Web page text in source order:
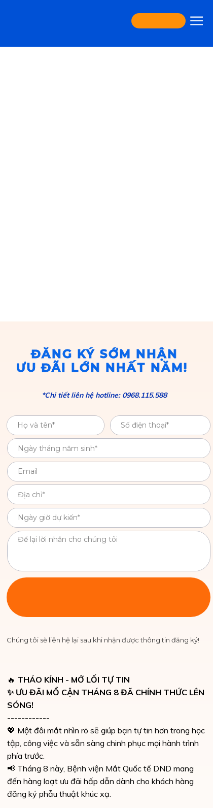
ĐĂNG KÝ SỚM NHẬN
ƯU ĐÃI LỚN NHẤT NĂM!
Chúng tôi sẽ liên hệ lại sau khi nhận được thông tin đăng ký!
*Chi tiết liên hệ hotline: 0968.115.588
🔥 THÁO KÍNH - MỞ LỐI TỰ TIN
✨ ƯU ĐÃI MỔ CẬN THÁNG 8 ĐÃ CHÍNH THỨC LÊN
SÓNG!
------------
💖 Một đôi mắt nhìn rõ sẽ giúp bạn tự tin hơn trong học
tập, công việc và sẵn sàng chinh phục mọi hành trình
phía trước.
📢 Tháng 8 này, Bệnh viện Mắt Quốc tế DND mang
đến hàng loạt ưu đãi hấp dẫn dành cho khách hàng
đăng ký phẫu thuật khúc xạ.